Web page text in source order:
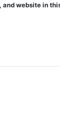
and website in